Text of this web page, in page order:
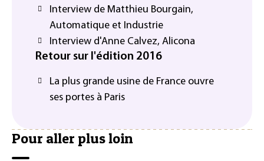
Interview de Matthieu Bourgain,
Automatique et Industrie
Interview d'Anne Calvez, Alicona
Retour sur l'édition 2016
La plus grande usine de France ouvre
ses portes à Paris
Pour aller plus loin